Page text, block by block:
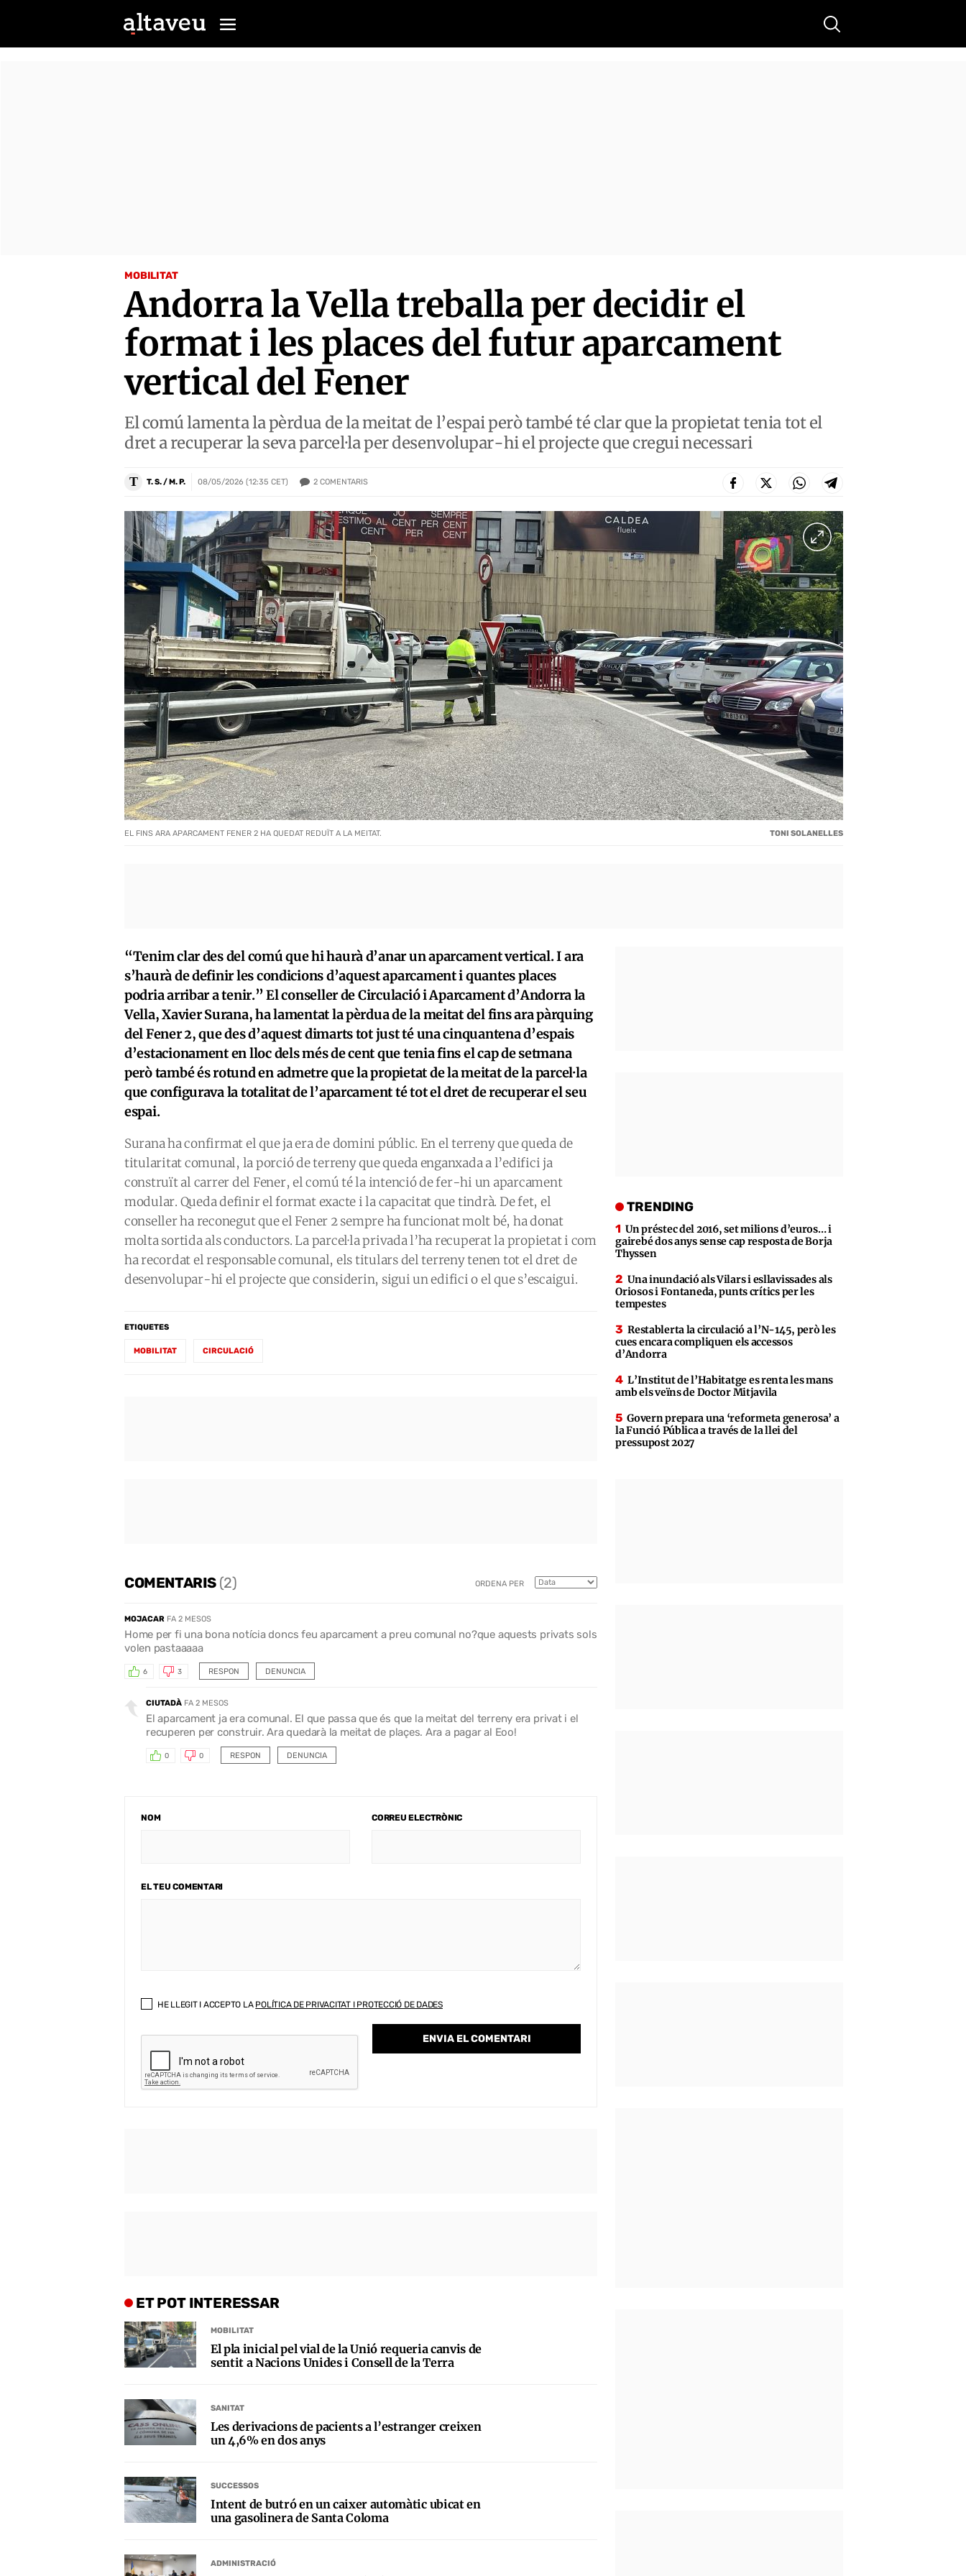
Buscar
MOBILITAT
Andorra la Vella treballa per decidir el
format i les places del futur aparcament
vertical del Fener
El comú lamenta la pèrdua de la meitat de l’espai però també té clar que la propietat tenia tot el
dret a recuperar la seva parcel·la per desenvolupar-hi el projecte que cregui necessari
T T. S. / M. P. 08/05/2026 (12:35 CET) 2 COMENTARIS
EL FINS ARA APARCAMENT FENER 2 HA QUEDAT REDUÏT A LA MEITAT. TONI SOLANELLES
“Tenim clar des del comú que hi haurà d’anar un aparcament vertical. I ara
s’haurà de definir les condicions d’aquest aparcament i quantes places
podria arribar a tenir.” El conseller de Circulació i Aparcament d’Andorra la
Vella, Xavier Surana, ha lamentat la pèrdua de la meitat del fins ara pàrquing
del Fener 2, que des d’aquest dimarts tot just té una cinquantena d’espais
d’estacionament en lloc dels més de cent que tenia fins el cap de setmana
però també és rotund en admetre que la propietat de la meitat de la parcel·la
que configurava la totalitat de l’aparcament té tot el dret de recuperar el seu
espai.
Surana ha confirmat el que ja era de domini públic. En el terreny que queda de
titularitat comunal, la porció de terreny que queda enganxada a l’edifici ja
construït al carrer del Fener, el comú té la intenció de fer-hi un aparcament
modular. Queda definir el format exacte i la capacitat que tindrà. De fet, el
conseller ha reconegut que el Fener 2 sempre ha funcionat molt bé, ha donat
molta sortida als conductors. La parcel·la privada l’ha recuperat la propietat i com
ha recordat el responsable comunal, els titulars del terreny tenen tot el dret de
desenvolupar-hi el projecte que considerin, sigui un edifici o el que s’escaigui.
ETIQUETES
MOBILITAT CIRCULACIÓ
COMENTARIS (2) ORDENA PER
MOJACAR FA 2 MESOS
Home per fi una bona notícia doncs feu aparcament a preu comunal no?que aquests privats sols
volen pastaaaaa
RESPON
6 3 DENUNCIA
CIUTADÀ FA 2 MESOS
El aparcament ja era comunal. El que passa que és que la meitat del terreny era privat i el
recuperen per construir. Ara quedarà la meitat de plaçes. Ara a pagar al Eoo!
RESPON
0 0 DENUNCIA
NOM CORREU ELECTRÒNIC
EL TEU COMENTARI
HE LLEGIT I ACCEPTO LA POLÍTICA DE PRIVACITAT I PROTECCIÓ DE DADES
ET POT INTERESSAR
MOBILITAT
El pla inicial pel vial de la Unió requeria canvis de
sentit a Nacions Unides i Consell de la Terra
SANITAT
Les derivacions de pacients a l’estranger creixen
un 4,6% en dos anys
SUCCESSOS
Intent de butró en un caixer automàtic ubicat en
una gasolinera de Santa Coloma
ADMINISTRACIÓ
TRENDING
Un préstec del 2016, set milions d’euros… i
gairebé dos anys sense cap resposta de Borja
Thyssen
Una inundació als Vilars i esllavissades als
Oriosos i Fontaneda, punts crítics per les
tempestes
Restablerta la circulació a l’N-145, però les
cues encara compliquen els accessos
d’Andorra
L’Institut de l’Habitatge es renta les mans
amb els veïns de Doctor Mitjavila
Govern prepara una ‘reformeta generosa’ a
la Funció Pública a través de la llei del
pressupost 2027